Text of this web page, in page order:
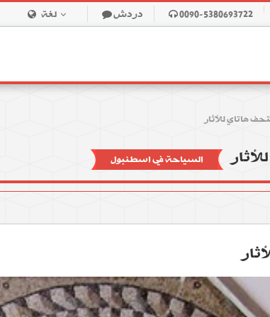
0090-5380693722 دردش لغة
هاتاي للأثار
السياحة في اسطنبول